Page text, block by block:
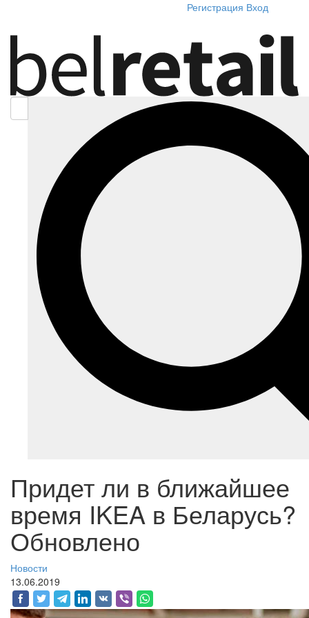
Регистрация Вход
Придет ли в ближайшее
время IKEA в Беларусь?
Обновлено
Новости
13.06.2019